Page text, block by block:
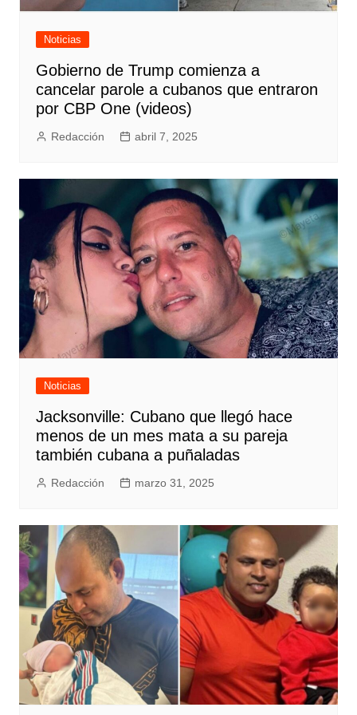
Noticias
Gobierno de Trump comienza a
cancelar parole a cubanos que entraron
por CBP One (videos)
Redacción abril 7, 2025
Noticias
Jacksonville: Cubano que llegó hace
menos de un mes mata a su pareja
también cubana a puñaladas
Redacción marzo 31, 2025